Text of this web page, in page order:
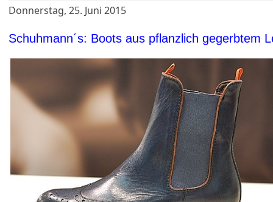
Donnerstag, 25. Juni 2015
Schuhmann´s: Boots aus pflanzlich gegerbtem